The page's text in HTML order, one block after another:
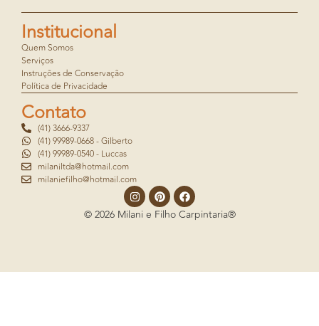
Institucional
Quem Somos
Serviços
Instruções de Conservação
Política de Privacidade
Contato
(41) 3666-9337
(41) 99989-0668 - Gilberto
(41) 99989-0540 - Luccas
milaniltda@hotmail.com
milaniefilho@hotmail.com
© 2026 Milani e Filho Carpintaria®